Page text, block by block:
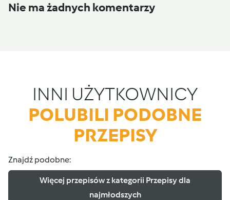
Nie ma żadnych komentarzy
INNI UŻYTKOWNICY
POLUBILI PODOBNE
PRZEPISY
Znajdź podobne:
Więcej przepisów z kategorii Przepisy dla
najmłodszych